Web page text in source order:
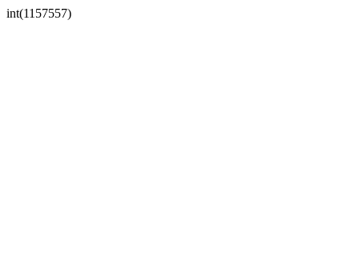
int(1157557)